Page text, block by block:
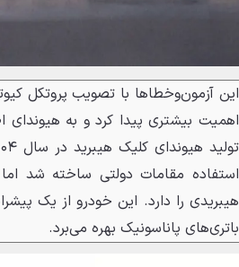
اهمیت بیشتری پیدا کرد و به هیوندای
استفاده مقامات دولتی ساخته شد اما
باتری‌های پاناسونیک بهره می‌برد.